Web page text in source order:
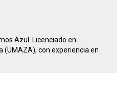
Azul. Licenciado en
(UMAZA), con experiencia en